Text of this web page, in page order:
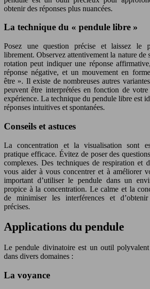
obtenir des réponses plus nuancées.
La technique du « pendule libre »
Posez une question précise et laissez le
librement. Observez attentivement la nature de
rotation peut indiquer une réponse
réponse négative, et un mouvement en
être ». Il existe de nombreuses autres
peuvent être interprétées en fonction de
expérience. La technique du pendule libre est
réponses intuitives et spontanées.
Conseils et astuces
La concentration et la visualisation sont
pratique efficace. Évitez de poser des
complexes. Des techniques de respiration et
vous aider à vous concentrer et à améliorer
important d’utiliser le pendule dans un
propice à la concentration. Le calme et la
de minimiser les interférences et
précises.
Applications du pendule
Le pendule divinatoire est un outil
dans divers domaines :
La voyance